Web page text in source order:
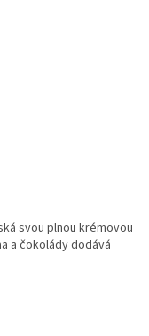
svou plnou krémovou
a čokolády dodává